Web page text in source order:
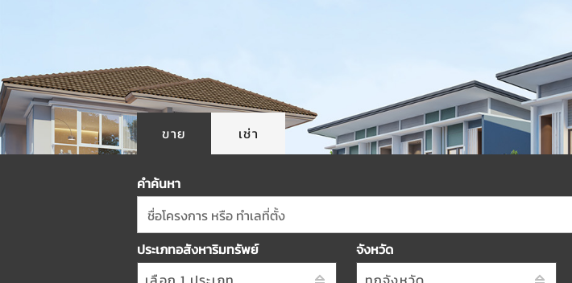
ขาย เช่า
คำค้นหา
ชื่อโครงการ หรือ ทำเลที่ตั้ง
ประเภทอสังหาริมทรัพย์
จังหวัด